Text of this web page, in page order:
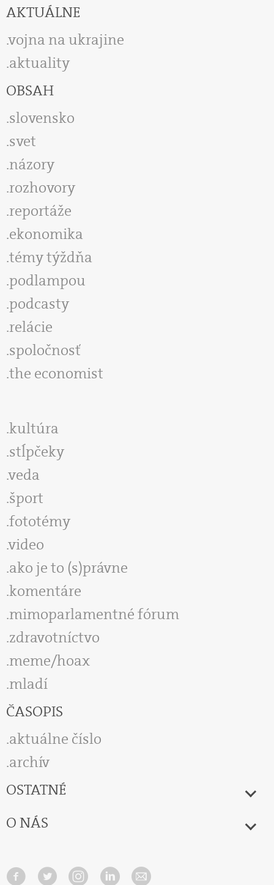
AKTUÁLNE
vojna na ukrajine
aktuality
OBSAH
slovensko
svet
názory
rozhovory
reportáže
ekonomika
témy týždňa
podlampou
podcasty
relácie
spoločnosť
the economist
kultúra
stĺpčeky
veda
šport
fototémy
video
ako je to (s)právne
komentáre
mimoparlamentné fórum
zdravotníctvo
meme/hoax
mladí
ČASOPIS
aktuálne číslo
archív
OSTATNÉ
O NÁS